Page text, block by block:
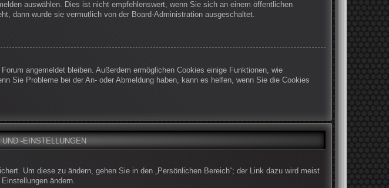
auswählen. Dies ist nicht empfehlenswert, wenn Sie sich an einem öffentlichen
dann wurde sie vermutlich von der Board-Administration ausgeschaltet.
angemeldet bleiben. Außerdem ermöglichen Cookies einige Funktionen, wie
Sie Probleme bei der An- oder Abmeldung haben, kann es helfen, wenn Sie die Cookies
-EINSTELLUNGEN
Um diese zu ändern, gehen Sie in den „Persönlichen Bereich“; der Link dazu wird meist
ändern.